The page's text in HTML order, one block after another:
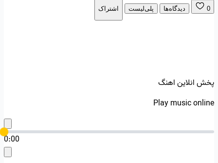
0 دیدگاه‌ها پلی‌لیست اشتراک
پخش انلاین اهنگ
Play music online
0:00